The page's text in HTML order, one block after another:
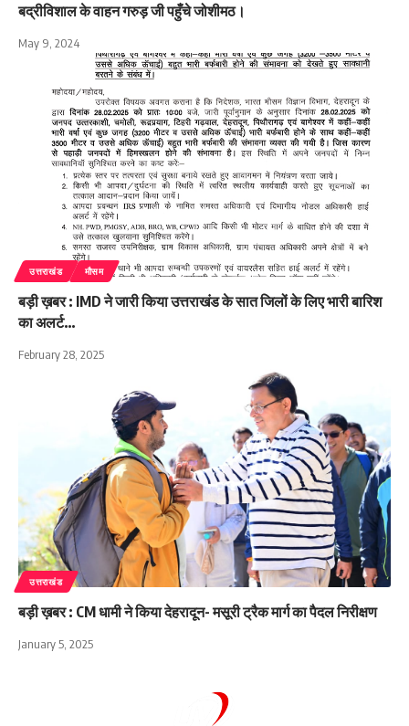
बद्रीविशाल के वाहन गरुड़ जी पहुँचे जोशीमठ।
May 9, 2024
उत्तराखंड मौसम
बड़ी ख़बर : IMD ने जारी किया उत्तराखंड के सात जिलों के लिए भारी बारिश
का अलर्ट…
February 28, 2025
उत्तराखंड
बड़ी ख़बर : CM धामी ने किया देहरादून- मसूरी ट्रैक मार्ग का पैदल निरीक्षण
January 5, 2025